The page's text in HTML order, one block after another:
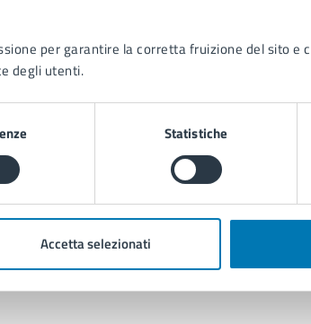
per garantire la corretta fruizione del sito e
degli utenti.
Statistiche
Accetta selezionati